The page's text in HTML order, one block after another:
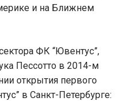
и на Ближнем
ФК “Ювентус”,
Пессотто в 2014-м
открытия первого
в Санкт-Петербурге: